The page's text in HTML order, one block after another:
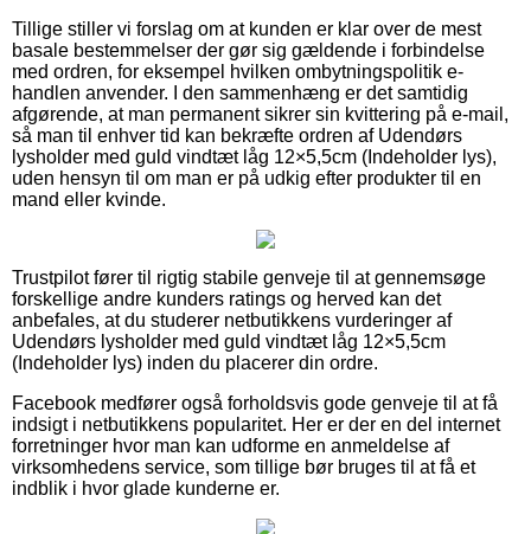
Tillige stiller vi forslag om at kunden er klar over de mest
basale bestemmelser der gør sig gældende i forbindelse
med ordren, for eksempel hvilken ombytningspolitik e-
handlen anvender. I den sammenhæng er det samtidig
afgørende, at man permanent sikrer sin kvittering på e-mail,
så man til enhver tid kan bekræfte ordren af Udendørs
lysholder med guld vindtæt låg 12×5,5cm (Indeholder lys),
uden hensyn til om man er på udkig efter produkter til en
mand eller kvinde.
Trustpilot fører til rigtig stabile genveje til at gennemsøge
forskellige andre kunders ratings og herved kan det
anbefales, at du studerer netbutikkens vurderinger af
Udendørs lysholder med guld vindtæt låg 12×5,5cm
(Indeholder lys) inden du placerer din ordre.
Facebook medfører også forholdsvis gode genveje til at få
indsigt i netbutikkens popularitet. Her er der en del internet
forretninger hvor man kan udforme en anmeldelse af
virksomhedens service, som tillige bør bruges til at få et
indblik i hvor glade kunderne er.